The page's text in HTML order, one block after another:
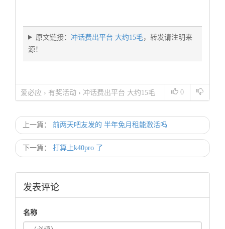
原文链接： 冲话费出平台 大约15毛 ，转发请注明来
源！
0
爱必应 › 有奖活动 › 冲话费出平台 大约15毛
上一篇： 前两天吧友发的 半年免月租能激活吗
下一篇： 打算上k40pro 了
发表评论
名称